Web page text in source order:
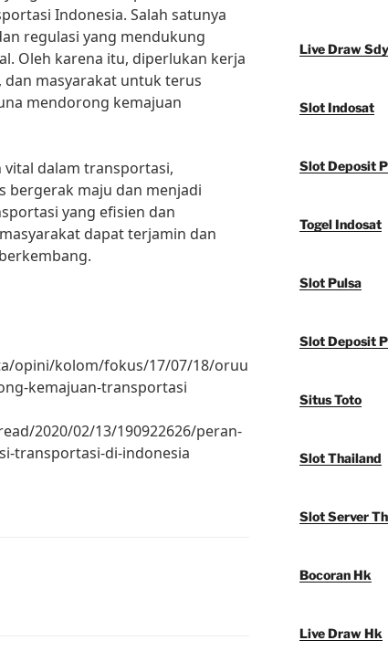
Indonesia. Salah satunya
regulasi yang mendukung
Oleh karena itu, diperlukan kerja
masyarakat untuk terus
mendorong kemajuan
vital dalam transportasi,
bergerak maju dan menjadi
yang efisien dan
dapat terjamin dan
opini/kolom/fokus/17/07/18/oruu
kemajuan-transportasi
2020/02/13/190922626/peran-
transportasi-di-indonesia
Live Draw Sdy
Slot Indosat
Slot Deposit
Togel Indosat
Slot Pulsa
Slot Deposit
Situs Toto
Slot Thailand
Slot Server
Bocoran Hk
Live Draw Hk